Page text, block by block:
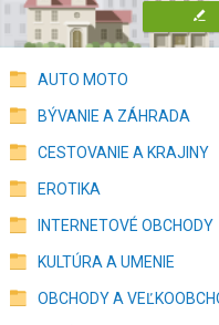
AUTO MOTO
BÝVANIE A ZÁHRADA
CESTOVANIE A KRAJINY
EROTIKA
INTERNETOVÉ OBCHODY
KULTÚRA A UMENIE
OBCHODY A